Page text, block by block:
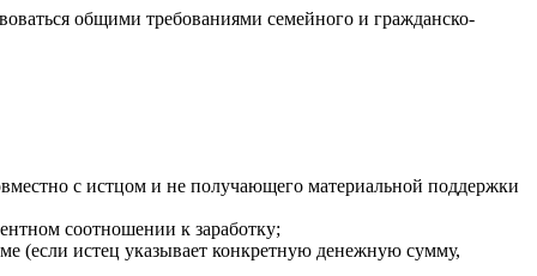
общими требованиями семейного и гражданско-
с истцом и не получающего материальной поддержки
соотношении к заработку;
(если истец указывает конкретную денежную сумму,